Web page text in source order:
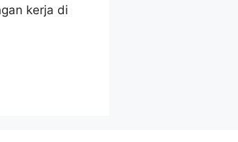
kerja di